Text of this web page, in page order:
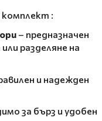
комплект :
– предназначен
разделяне на
и надежден
за бърз и удобен